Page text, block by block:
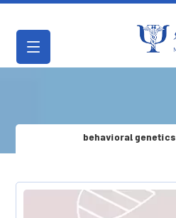
behavioral genetics